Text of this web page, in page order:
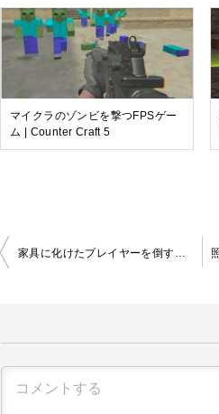
マイクラのゾンビを撃つFPSゲー
ム | Counter Craft 5
投
稿
ー
シ
家具に化けたプレイヤーを倒すオンラインFPS | Hunter and Props